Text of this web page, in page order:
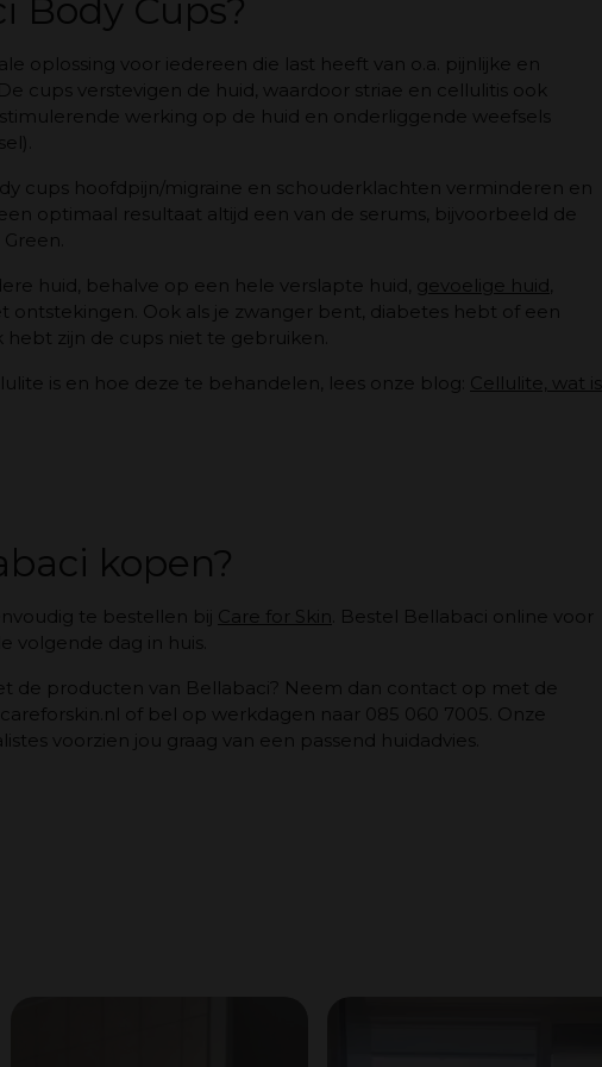
Body Cups?
oplossing voor iedereen die last heeft van o.a. pijnlijke en
cups verstevigen de huid, waardoor striae en cellulitis ook
werking op de huid en onderliggende weefsels
cups hoofdpijn/migraine en schouderklachten verminderen en
optimaal resultaat altijd een van de serums, bijvoorbeeld de
huid, behalve op een hele verslapte huid, gevoelige huid,
ontstekingen. Ook als je zwanger bent, diabetes hebt of een
zijn de cups niet te gebruiken.
is en hoe deze te behandelen, lees onze blog: Cellulite, wat is
kopen?
te bestellen bij Care for Skin . Bestel Bellabaci online voor
volgende dag in huis.
de producten van Bellabaci? Neem dan contact op met de
of bel op werkdagen naar 085 060 7005. Onze
voorzien jou graag van een passend huidadvies.